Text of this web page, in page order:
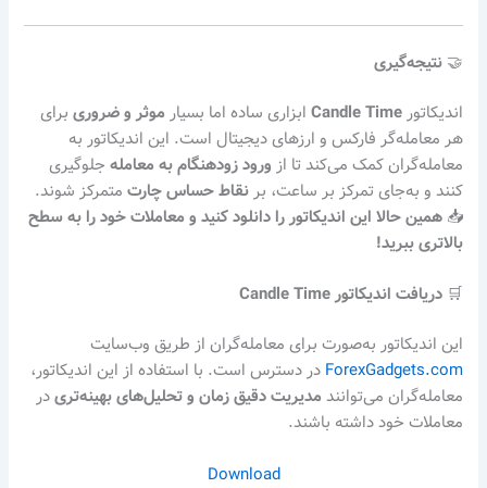
🤝نتیجه‌گیری
اندیکاتورCandle Time ابزاری ساده اما بسیار موثر و ضروری برای
هر معامله‌گر فارکس و ارزهای دیجیتال است. این اندیکاتور به
معامله‌گران کمک می‌کند تا از ورود زودهنگام به معامله جلوگیری
کنند و به‌جای تمرکز بر ساعت، برنقاط حساس چارت متمرکز شوند.
📥همین حالا این اندیکاتور را دانلود کنید و معاملات خود را به سطح
بالاتری ببرید!
🛒دریافت اندیکاتور Candle Time
این اندیکاتور به‌صورت برای معامله‌گران از طریق وب‌سایت
ForexGadgets.com در دسترس است. با استفاده از این اندیکاتور،
معامله‌گران می‌توانند مدیریت دقیق زمان و تحلیل‌های بهینه‌تریدر
معاملات خود داشته باشند.
Download